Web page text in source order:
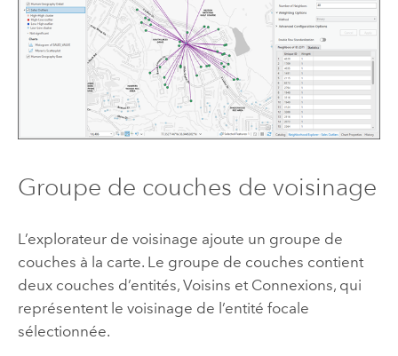
Groupe de couches de voisinage
L’explorateur de voisinage ajoute un groupe de
couches à la carte. Le groupe de couches contient
deux couches d’entités, Voisins et Connexions, qui
représentent le voisinage de l’entité focale
sélectionnée.